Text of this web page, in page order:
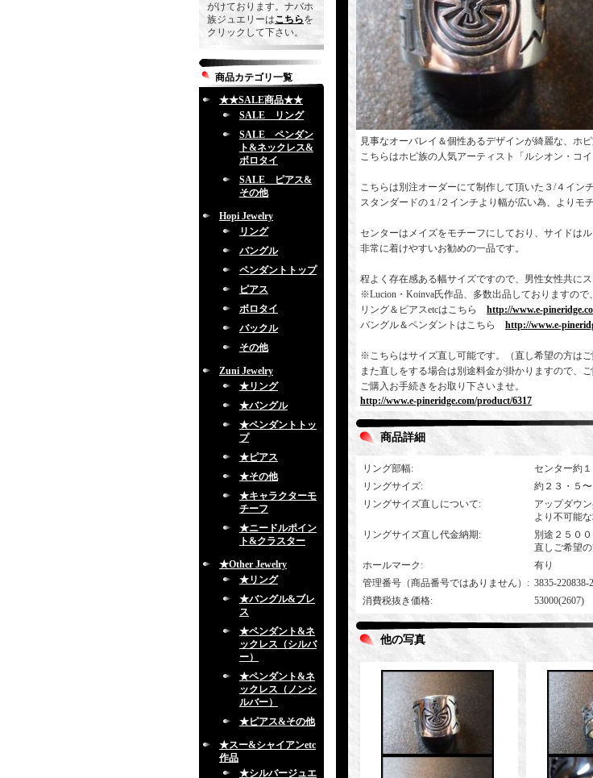
がけております。ナバホ
族ジュエリーはこちらを
クリックして下さい。
商品カテゴリ一覧
★★SALE商品★★
SALE リング
SALE ペンダン
ト&ネックレス&
ボロタイ
SALE ピアス&
その他
Hopi Jewelry
リング
バングル
ペンダントトップ
ピアス
ボロタイ
バックル
その他
Zuni Jewelry
★リング
★バングル
★ペンダントトッ
プ
★ピアス
★その他
★キャラクターモ
チーフ
★ニードルポイン
ト&クラスター
★Other Jewelry
★リング
★バングル&ブレ
ス
★ペンダント&ネ
ックレス（シルバ
ー）
★ペンダント&ネ
ックレス（ノンシ
ルバー）
★ピアス&その他
★スー&シャイアンetc
作品
★シルバージュエ
見事なオーバレイ＆個性あるデザインが綺麗な、ホピ
こちらはホピ族の人気アーティスト「ルシオン・コ
こちらは別注オーダーにて制作して頂いた３/４イン
スタンダードの１/２インチより幅が広い為、よりモ
センターはメイズをモチーフにしており、サイドは
非常に着けやすいお勧めの一品です。
程よく存在感ある幅サイズですので、男性女性共に
※Lucion・Koinva氏作品、多数出品しておりますので
リング＆ピアスetcはこちら http://www.e-
バングル＆ペンダントはこちら http://www.e-
※こちらはサイズ直し可能です。（直し希望の方は
また直しをする場合は別途料金が掛かりますので、
ご購入お手続きをお取り下さいませ。
http://www.e-pineridge.com/product/6317
商品詳細
リング部幅:
センター約
リングサイズ:
約２３・５
リングサイズ直しについて:
アップダウ
より不可能
リングサイズ直し代金納期:
別途２５０
直しご希望
ホールマーク :
有り
管理番号（商品番号ではありません） : 3835-220838-
消費税抜き価格: 53000(2607)
他の写真